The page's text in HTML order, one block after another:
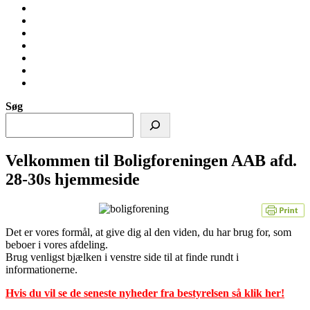
Søg
Velkommen til Boligforeningen AAB afd.
28-30s hjemmeside
Det er vores formål, at give dig al den viden, du har brug for, som
beboer i vores afdeling.
Brug venligst bjælken i venstre side til at finde rundt i
informationerne.
Hvis du vil se de seneste nyheder fra bestyrelsen så klik her!